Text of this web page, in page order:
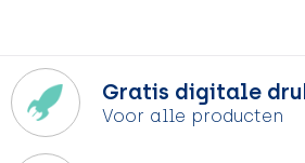
Gratis digitale
Voor alle producten